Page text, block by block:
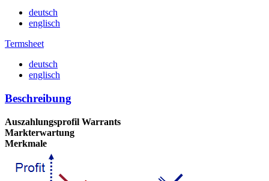
deutsch
englisch
Termsheet
deutsch
englisch
Beschreibung
Auszahlungsprofil Warrants
Markterwartung
Merkmale